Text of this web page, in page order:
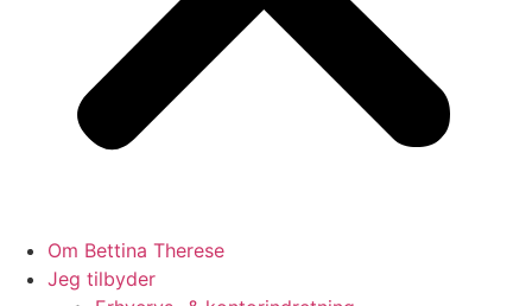
Om Bettina Therese
Jeg tilbyder